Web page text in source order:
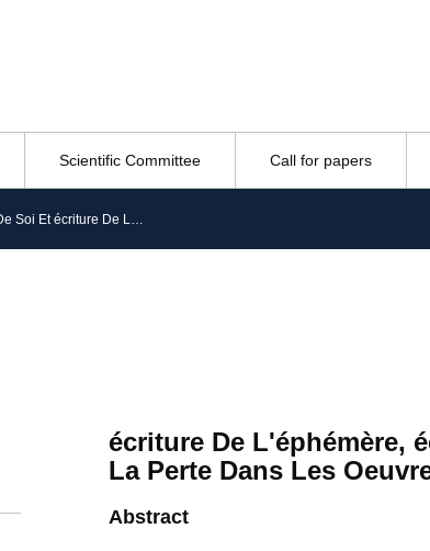
Scientific Committee Call for papers
écriture De L’éphémère, écriture De Soi Et écriture De La Perte Dans Les Oeuvres De Maïssa Bey
écriture De L'éphémère,
La Perte Dans Les
Abstract